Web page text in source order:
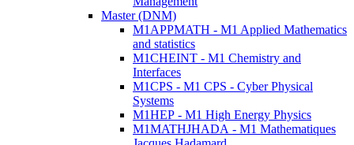
Master (DNM)
M1APPMATH - M1 Applied Mathematics
and statistics
M1CHEINT - M1 Chemistry and
Interfaces
M1CPS - M1 CPS - Cyber Physical
Systems
M1HEP - M1 High Energy Physics
M1MATHJHADA - M1 Mathematiques